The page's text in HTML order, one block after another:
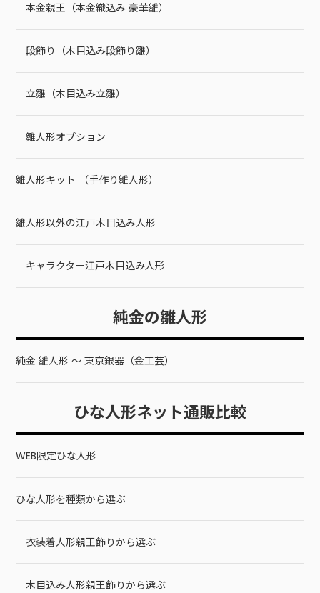
本金親王（本金織込み 豪華雛）
段飾り（木目込み段飾り雛）
立雛（木目込み立雛）
雛人形オプション
雛人形キット （手作り雛人形）
雛人形以外の江戸木目込み人形
キャラクター江戸木目込み人形
純金の雛人形
純金 雛人形 ～ 東京銀器（金工芸）
ひな人形ネット通販比較
WEB限定ひな人形
ひな人形を種類から選ぶ
衣装着人形親王飾りから選ぶ
木目込み人形親王飾りから選ぶ